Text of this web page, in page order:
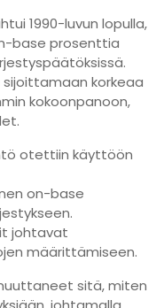
1990-luvun lopulla,
base prosenttia
korkeaa
kokoonpanoon,
otettiin käyttöön
on-base
johtavat
määrittämiseen.
sitä, miten